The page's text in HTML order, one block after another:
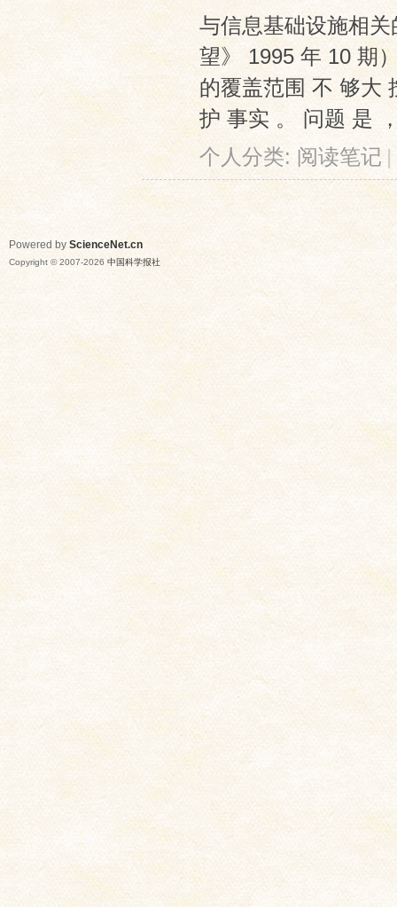
与信息基础设施相
望》 1995 年 10 期
的覆盖范围 不 够大
护 事实 。 问题 是
个人分类: 阅读笔记 |
Powered by ScienceNet.cn
Copyright © 2007-2026 中国科学报社